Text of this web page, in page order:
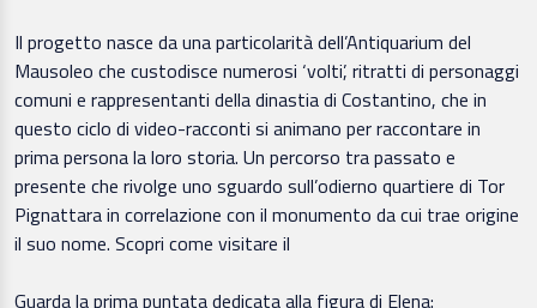
Il progetto nasce da una particolarità dell’Antiquarium del
Mausoleo che custodisce numerosi ‘volti’, ritratti di personaggi
comuni e rappresentanti della dinastia di Costantino, che in
questo ciclo di video-racconti si animano per raccontare in
prima persona la loro storia. Un percorso tra passato e
presente che rivolge uno sguardo sull’odierno quartiere di Tor
Pignattara in correlazione con il monumento da cui trae origine
il suo nome. Scopri come visitare il
Guarda la prima puntata dedicata alla figura di Elena: